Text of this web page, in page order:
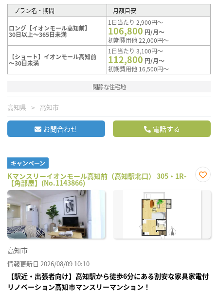
プラン名・期間 月額目安
ロング【イオンモール高知前】
30日以上～365日未満
1日当たり 2,900円～
106,800 円/月～
初期費用他 22,000円～
【ショート】イオンモール高知前
～30日未満
1日当たり 3,100円～
112,800 円/月～
初期費用他 16,500円～
閑静な住宅地
高知県 高知市
お問合わせ 電話する
キャンペーン
Kマンスリーイオンモール高知前（高知駅北口） 305・1R-
【角部屋】(No.1143866)
に入
高知市
情報更新日 2026/08/09 10:10
【駅近・出張者向け】高知駅から徒歩6分にある割安な家具家電付
リノベーション高知市マンスリーマンション！